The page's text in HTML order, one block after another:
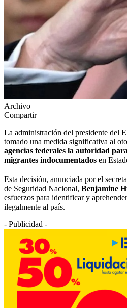
Archivo
Compartir
La administración del presidente del
tomado una medida significativa al
agencias federales la autoridad
migrantes indocumentados en
Esta decisión, anunciada por el
de Seguridad Nacional, Benjamine
esfuerzos para identificar y
ilegalmente al país.
- Publicidad -